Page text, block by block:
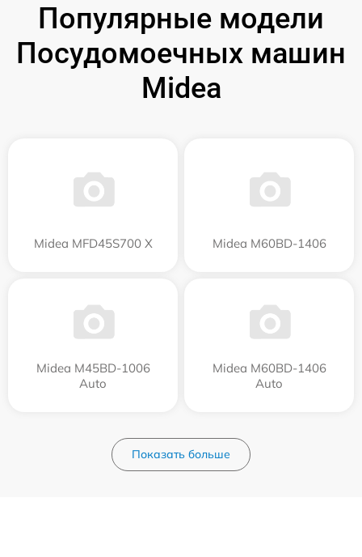
Популярные модели
Посудомоечных машин
Midea
Midea MFD45S700 X Midea M60BD-1406
Midea M45BD-1006
Auto
Midea M60BD-1406
Auto
Показать больше